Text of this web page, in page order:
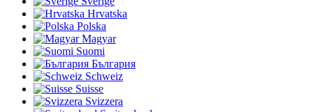
Hrvatska
Polska
Magyar
Suomi
България
Schweiz
Suisse
Svizzera